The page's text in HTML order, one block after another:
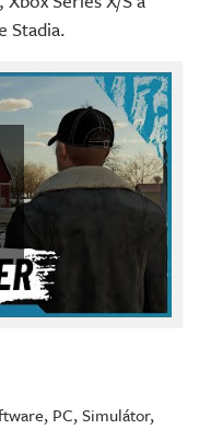
Stadia.
, PC,Simulátor,